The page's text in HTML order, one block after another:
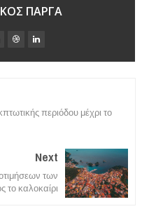
ΠΑΡΓΑ
περιόδου μέχρι το
Next
των
το καλοκαίρι